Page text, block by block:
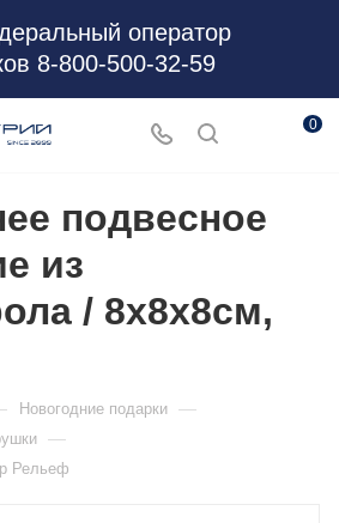
оператор
8-800-500-32-59
0
подвесное
из
/ 8x8x8см,
Новогодние подарки —
—
Рельеф